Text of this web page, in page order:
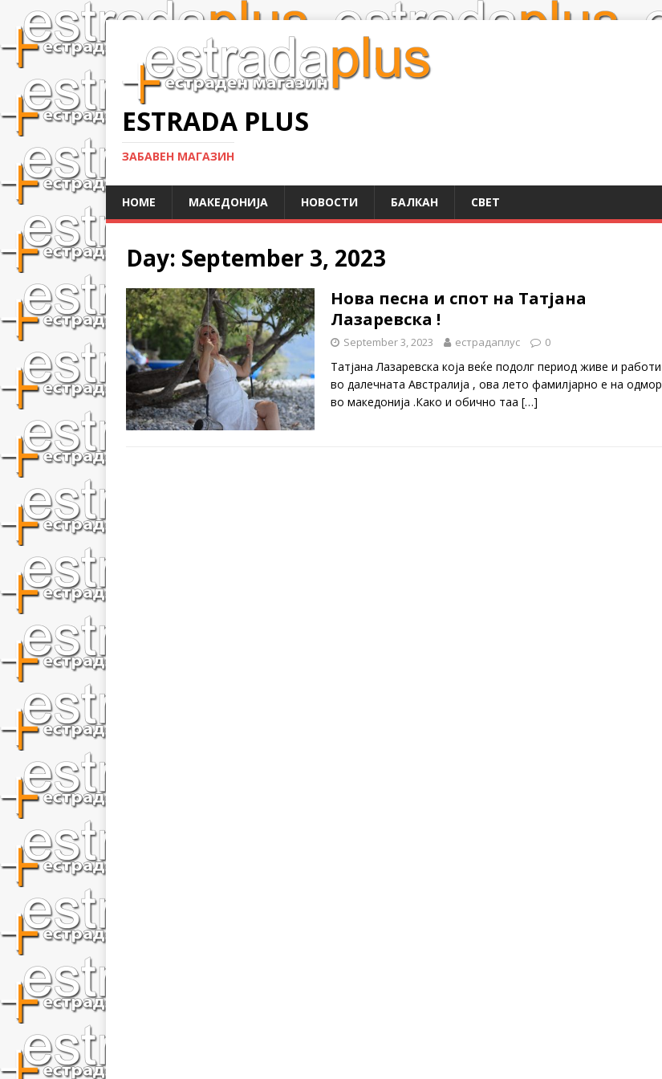
ESTRADA PLUS
ЗАБАВЕН МАГАЗИН
HOME МАКЕДОНИЈА НОВОСТИ БАЛКАН СВЕТ
Day: September 3, 2023
Нова песна и спот на Татјана
Лазаревска !
September 3, 2023 естрадаплус 0
Татјана Лазаревска која веќе подолг период живе и работи
во далечната Австралија , ова лето фамилјарно е на одмор
во македонија .Како и обично таа […]